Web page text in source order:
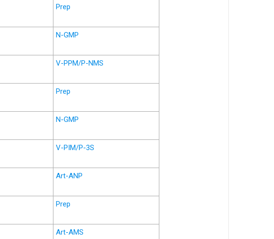
Prep
N-GMP
V-PPM/P-NMS
Prep
N-GMP
V-PIM/P-3S
Art-ANP
Prep
Art-AMS